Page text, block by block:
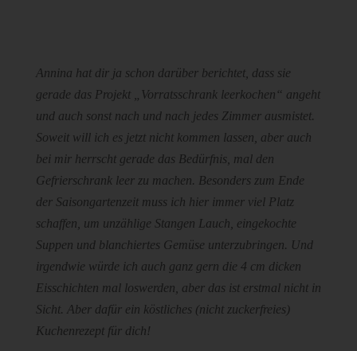
Annina hat dir ja schon darüber berichtet, dass sie
gerade das Projekt „Vorratsschrank leerkochen“ angeht
und auch sonst nach und nach jedes Zimmer ausmistet.
Soweit will ich es jetzt nicht kommen lassen, aber auch
bei mir herrscht gerade das Bedürfnis, mal den
Gefrierschrank leer zu machen. Besonders zum Ende
der Saisongartenzeit muss ich hier immer viel Platz
schaffen, um unzählige Stangen Lauch, eingekochte
Suppen und blanchiertes Gemüse unterzubringen. Und
irgendwie würde ich auch ganz gern die 4 cm dicken
Eisschichten mal loswerden, aber das ist erstmal nicht in
Sicht. Aber dafür ein köstliches (nicht zuckerfreies)
Kuchenrezept für dich!